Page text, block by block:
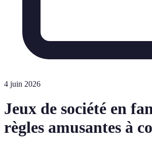
4 juin 2026
Jeux de société en
règles amusantes à